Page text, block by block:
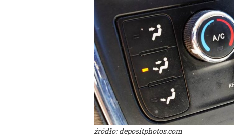
źródło: depositphotos.com